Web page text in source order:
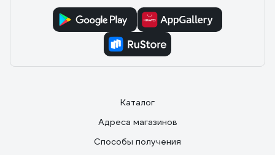
Каталог
Адреса магазинов
Способы получения